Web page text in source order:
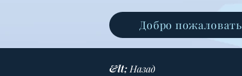
Добро пожаловать
&lt; Назад